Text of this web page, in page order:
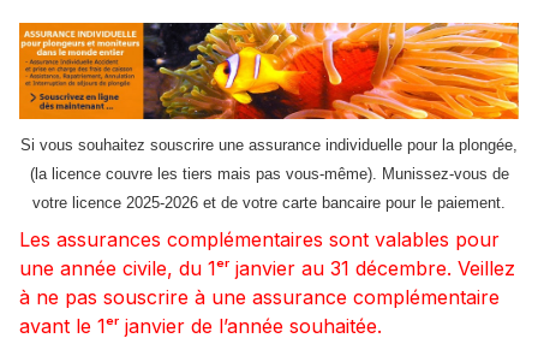
Si vous souhaitez souscrire une assurance individuelle pour la plongée,
(la licence couvre les tiers mais pas vous-même). Munissez-vous de
votre licence 2025-2026 et de votre carte bancaire pour le paiement.
Les assurances complémentaires sont valables pour
une année civile, du 1ᵉʳ janvier au 31 décembre. Veillez
à ne pas souscrire à une assurance complémentaire
avant le 1ᵉʳ janvier de l’année souhaitée.